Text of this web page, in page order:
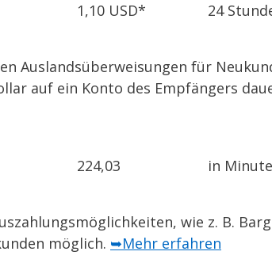
1,10 USD* 24
Auslandsüberweisungen für
auf ein Konto des Empfängers
224,03 in
wie z. B.
möglich. ➥Mehr erfahren